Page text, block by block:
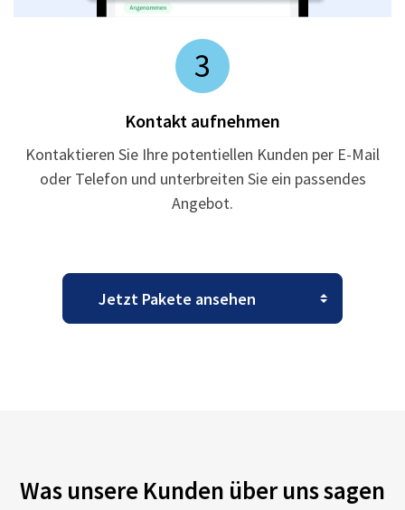
3
Kontakt aufnehmen
Kontaktieren Sie Ihre potentiellen Kunden per E-Mail
oder Telefon und unterbreiten Sie ein passendes
Angebot.
Was unsere Kunden über uns sagen